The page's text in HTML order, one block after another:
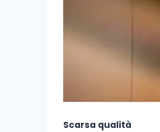
Scarsa qualità